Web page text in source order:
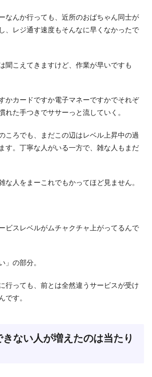
なんか行っても、近所のおばちゃん同士が
、レジ通す速度もそんなに早くなかったで
聞こえてきますけど、作業が早いですも
かカードですか電子マネーですかでそれぞ
れた手つきでササーっと流していく。
ころでも、まだこの辺はレベル上昇中の過
す。丁寧な人がいる一方で、雑な人もまだ
な人をまーこれでもかってほど見ません。
ビスレベルがムチャクチャ上がってるんで
」の部分。
行っても、前とは全然違うサービスが受け
す。
ない人が増えたのは当たり